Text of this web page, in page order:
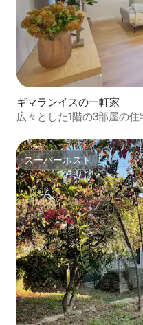
ギマランイスの一軒家
広々とした1階の3部屋の住
スーパーホスト
スーパーホスト